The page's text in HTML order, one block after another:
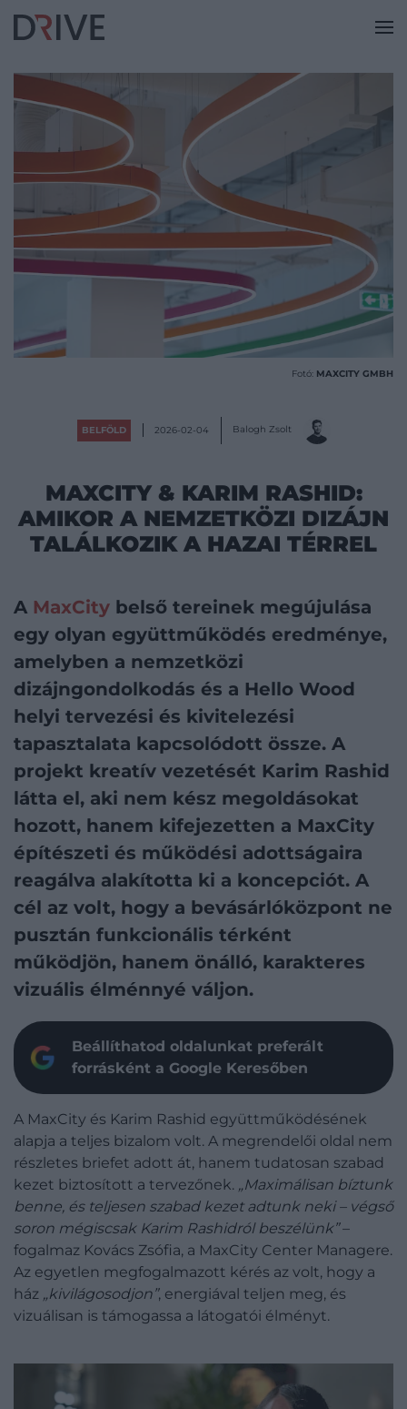
Fotó: MAXCITY GMBH
BELFÖLD 2026-02-04 Balogh Zsolt
MAXCITY & KARIM RASHID:
AMIKOR A NEMZETKÖZI DIZÁJN
TALÁLKOZIK A HAZAI TÉRREL
A MaxCity belső tereinek megújulása
egy olyan együttműködés eredménye,
amelyben a nemzetközi
dizájngondolkodás és a Hello Wood
helyi tervezési és kivitelezési
tapasztalata kapcsolódott össze. A
projekt kreatív vezetését Karim Rashid
látta el, aki nem kész megoldásokat
hozott, hanem kifejezetten a MaxCity
építészeti és működési adottságaira
reagálva alakította ki a koncepciót. A
cél az volt, hogy a bevásárlóközpont ne
pusztán funkcionális térként
működjön, hanem önálló, karakteres
vizuális élménnyé váljon.
Beállíthatod oldalunkat preferált
forrásként a Google Keresőben
A MaxCity és Karim Rashid együttműködésének
alapja a teljes bizalom volt. A megrendelői oldal nem
részletes briefet adott át, hanem tudatosan szabad
kezet biztosított a tervezőnek. „Maximálisan bíztunk
benne, és teljesen szabad kezet adtunk neki – végső
soron mégiscsak Karim Rashidról beszélünk”–
fogalmaz Kovács Zsófia, a MaxCity Center Managere.
Az egyetlen megfogalmazott kérés az volt, hogy a
ház „kivilágosodjon”, energiával teljen meg, és
vizuálisan is támogassa a látogatói élményt.